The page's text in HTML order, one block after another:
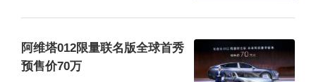
强轿车组合
阿维塔依托长安、华为、宁德时代三方顶尖资
阿维塔012限量联名版全球首秀
预售价70万